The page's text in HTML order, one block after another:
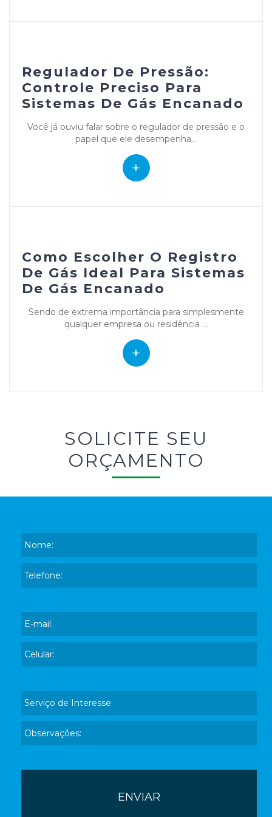
Regulador De Pressão:
Controle Preciso Para
Sistemas De Gás Encanado
Você já ouviu falar sobre o regulador de pressão e o
papel que ele desempenha...
+
Como Escolher O Registro
De Gás Ideal Para Sistemas
De Gás Encanado
Sendo de extrema importância para simplesmente
qualquer empresa ou residência ...
+
SOLICITE SEU
ORÇAMENTO